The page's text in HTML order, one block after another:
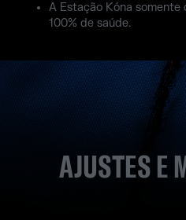
A Estação Kóna
100% de saúde.
AJUSTES E